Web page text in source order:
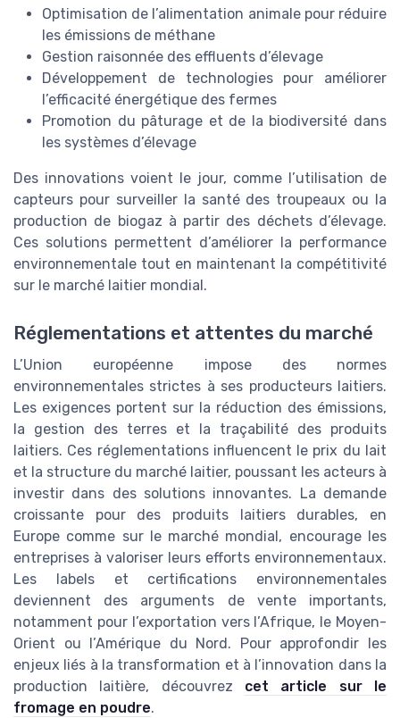
Optimisation de l’alimentation animale pour réduire
les émissions de méthane
Gestion raisonnée des effluents d’élevage
Développement de technologies pour améliorer
l’efficacité énergétique des fermes
Promotion du pâturage et de la biodiversité dans
les systèmes d’élevage
Des innovations voient le jour, comme l’utilisation de
capteurs pour surveiller la santé des troupeaux ou la
production de biogaz à partir des déchets d’élevage.
Ces solutions permettent d’améliorer la performance
environnementale tout en maintenant la compétitivité
sur le marché laitier mondial.
Réglementations et attentes du marché
L’Union européenne impose des normes
environnementales strictes à ses producteurs laitiers.
Les exigences portent sur la réduction des émissions,
la gestion des terres et la traçabilité des produits
laitiers. Ces réglementations influencent le prix du lait
et la structure du marché laitier, poussant les acteurs à
investir dans des solutions innovantes. La demande
croissante pour des produits laitiers durables, en
Europe comme sur le marché mondial, encourage les
entreprises à valoriser leurs efforts environnementaux.
Les labels et certifications environnementales
deviennent des arguments de vente importants,
notamment pour l’exportation vers l’Afrique, le Moyen-
Orient ou l’Amérique du Nord. Pour approfondir les
enjeux liés à la transformation et à l’innovation dans la
production laitière, découvrez cet article sur le
fromage en poudre.